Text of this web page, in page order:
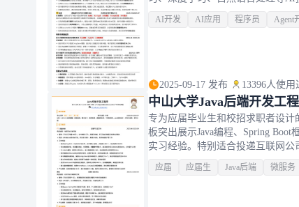
AI开发 AI应用 程序员 Agent
2025-09-17 发布 13396人使用
中山大学Java后端开发工
专为应届毕业生和校招求职者设计
板突出展示Java编程、Spring
实习经验。特别适合投递互联网
晰，强调后端项目经验和实习成
并发技术有浓厚兴趣的计算机科
应届 应届生 Java后端 微服务